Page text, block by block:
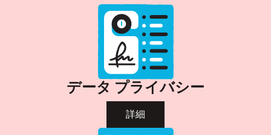
データ プライバシー
詳細